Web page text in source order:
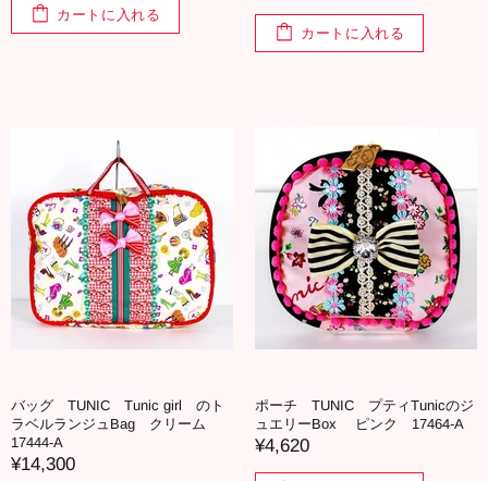
カートに入れる
カートに入れる
バッグ TUNIC Tunic girl のト
ラベルランジュBag クリーム
17444-A
¥14,300
ポーチ TUNIC プティTunicのジ
ュエリーBox ピンク 17464-A
¥4,620